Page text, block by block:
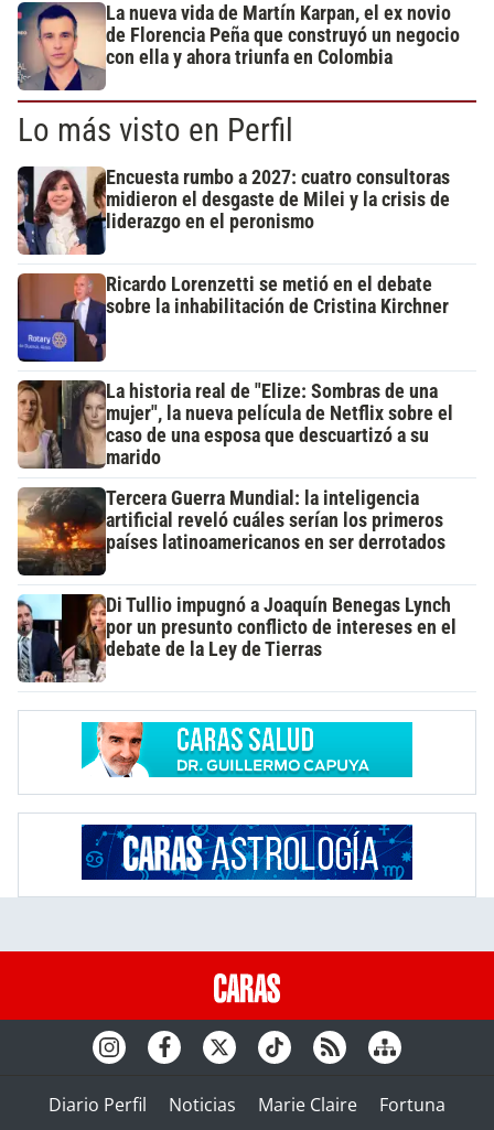
La nueva vida de Martín Karpan, el ex novio
de Florencia Peña que construyó un negocio
con ella y ahora triunfa en Colombia
Lo más visto en Perfil
Encuesta rumbo a 2027: cuatro consultoras
midieron el desgaste de Milei y la crisis de
liderazgo en el peronismo
Ricardo Lorenzetti se metió en el debate
sobre la inhabilitación de Cristina Kirchner
La historia real de "Elize: Sombras de una
mujer", la nueva película de Netflix sobre el
caso de una esposa que descuartizó a su
marido
Tercera Guerra Mundial: la inteligencia
artificial reveló cuáles serían los primeros
países latinoamericanos en ser derrotados
Di Tullio impugnó a Joaquín Benegas Lynch
por un presunto conflicto de intereses en el
debate de la Ley de Tierras
Diario Perfil Noticias Marie Claire
Fortuna